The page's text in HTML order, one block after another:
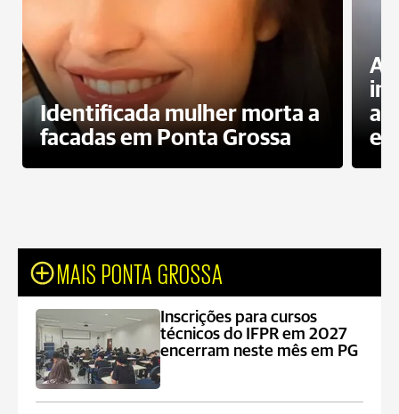
Identificada mulher morta a
facadas em Ponta Grossa
MAIS PONTA GROSSA
Inscrições para cursos
técnicos do IFPR em 2027
encerram neste mês em PG